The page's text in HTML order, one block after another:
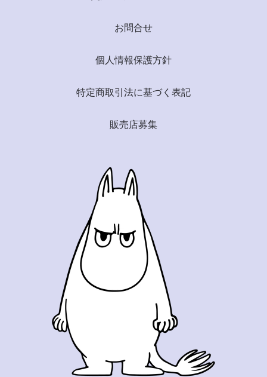
お問合せ
個人情報保護方針
特定商取引法に基づく表記
販売店募集